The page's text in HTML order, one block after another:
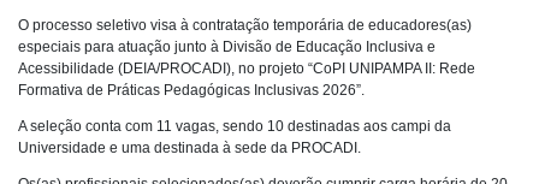
O processo seletivo visa à contratação temporária de educadores(as)
especiais para atuação junto à Divisão de Educação Inclusiva e
Acessibilidade (DEIA/PROCADI), no projeto “CoPI UNIPAMPA II: Rede
Formativa de Práticas Pedagógicas Inclusivas 2026”.
A seleção conta com 11 vagas, sendo 10 destinadas aos campi da
Universidade e uma destinada à sede da PROCADI.